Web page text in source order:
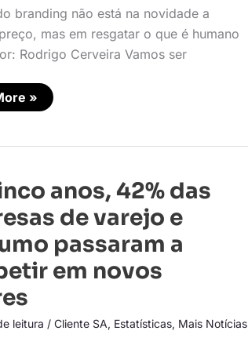
branding não está na novidade a
mas em resgatar o que é humano
Rodrigo Cerveira Vamos ser
»
anos, 42% das
de varejo e
passaram a
em novos
leitura / Cliente SA, Estatísticas, Mais Notícias